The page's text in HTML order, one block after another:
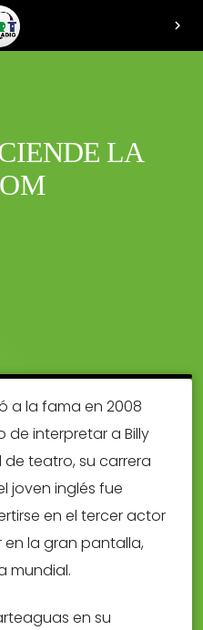
chevron_right
LA
a la fama en 2008
interpretar a Billy
de teatro, su carrera
joven inglés fue
en el tercer actor
en la gran pantalla,
mundial.
en su